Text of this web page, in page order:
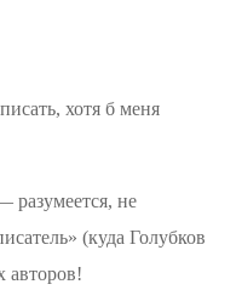
хотя б меня
разумеется, не
(куда Голубков
авторов!